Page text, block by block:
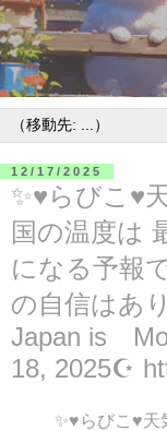
12/17/2025
✨♥らびこ♥
国の温度は
になる予報
の自信はあ
Japan is
18, 2025☪
✨♥らびこ♥天